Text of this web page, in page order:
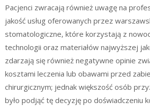
Pacjenci zwracają również uwagę na
jakość usług oferowanych przez
stomatologiczne, które korzystają z
technologii oraz materiałów najwyższej
zdarzają się również negatywne opinie
kosztami leczenia lub obawami przed
chirurgicznym; jednak większość osób
było podjąć tę decyzję po doświadczeniu